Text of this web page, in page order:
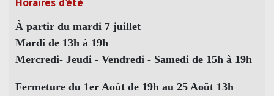
À partir du mardi 7 juillet
Mardi de 13h à 19h
Mercredi- Jeudi - Vendredi - Samedi de 15h à 19h
Fermeture du 1er Août de 19h au 25 Août 13h